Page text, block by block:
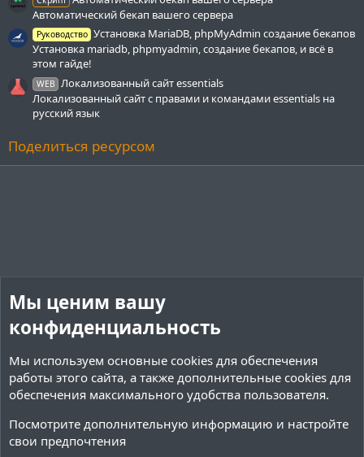
Автоматический бекап вашего сервера
Руководство Установка MariaDB, phpMyAdmin создание бекапов
Установка mariadb, phpmyadmin, создание бекапов, и всё в
этом гайде!
WEB Локализованный сайт essentials
Локализованный сайт с правами и командами essentials на
русский язык
Поделиться ресурсом
Мы ценим вашу
конфиденциальность
Мы используем основные cookies для обеспечения
работы этого сайта, а также дополнительные cookies для
обеспечения максимального удобства пользователя.
Посмотрите дополнительную информацию и настройте
свои предпочтения